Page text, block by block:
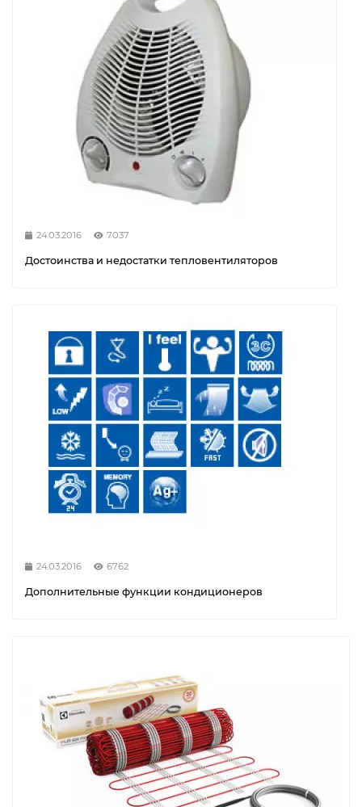
24.03.2016 7037
Достоинства и недостатки тепловентиляторов
24.03.2016 6762
Дополнительные функции кондиционеров